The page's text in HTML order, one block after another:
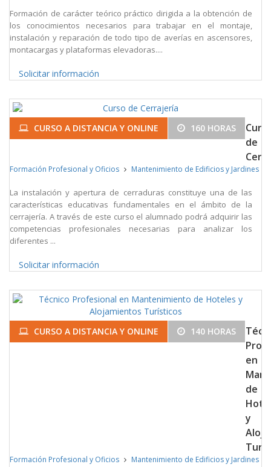
Formación de carácter teórico práctico dirigida a la obtención de
los conocimientos necesarios para trabajar en el montaje,
instalación y reparación de todo tipo de averías en ascensores,
montacargas y plataformas elevadoras....
Solicitar información
CURSO A DISTANCIA Y ONLINE 160 HORAS
de
Formación Profesional y Oficios Mantenimiento de Edificios y Jardines
La instalación y apertura de cerraduras constituye una de las
características educativas fundamentales en el ámbito de la
cerrajería. A través de este curso el alumnado podrá adquirir las
competencias profesionales necesarias para analizar los
diferentes ...
Solicitar información
CURSO A DISTANCIA Y ONLINE 140 HORAS
en
de
y
Formación Profesional y Oficios Mantenimiento de Edificios y Jardines